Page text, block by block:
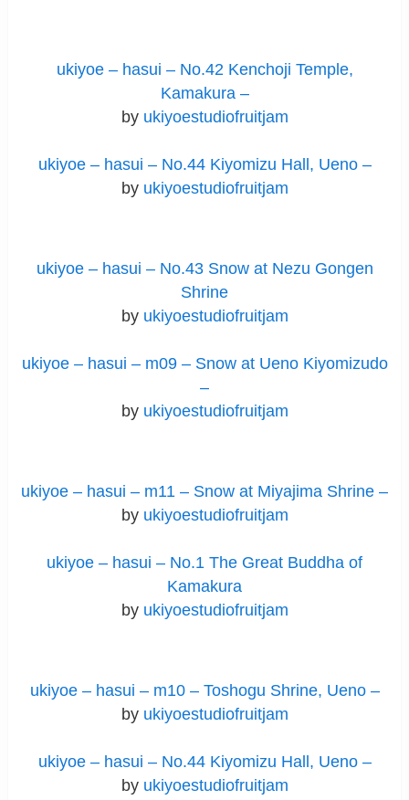
ukiyoe – hasui – No.42 Kenchoji Temple,
Kamakura –
by ukiyoestudiofruitjam
ukiyoe – hasui – No.44 Kiyomizu Hall, Ueno –
by ukiyoestudiofruitjam
ukiyoe – hasui – No.43 Snow at Nezu Gongen
Shrine
by ukiyoestudiofruitjam
ukiyoe – hasui – m09 – Snow at Ueno Kiyomizudo
–
by ukiyoestudiofruitjam
ukiyoe – hasui – m11 – Snow at Miyajima Shrine –
by ukiyoestudiofruitjam
ukiyoe – hasui – No.1 The Great Buddha of
Kamakura
by ukiyoestudiofruitjam
ukiyoe – hasui – m10 – Toshogu Shrine, Ueno –
by ukiyoestudiofruitjam
ukiyoe – hasui – No.44 Kiyomizu Hall, Ueno –
by ukiyoestudiofruitjam